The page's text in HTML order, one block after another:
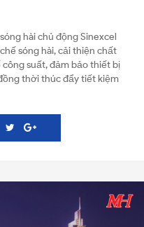
hài chủ động Sinexcel
sóng hài, cải thiện chất
suất, đảm bảo thiết bị
thời thúc đẩy tiết kiệm